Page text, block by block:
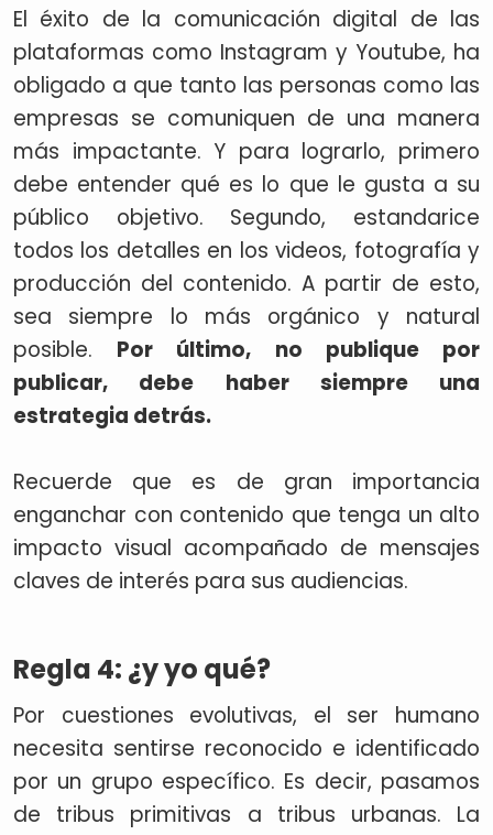
El éxito de la comunicación digital de las
plataformas como Instagram y Youtube, ha
obligado a que tanto las personas como las
empresas se comuniquen de una manera
más impactante. Y para lograrlo, primero
debe entender qué es lo que le gusta a su
público objetivo. Segundo, estandarice
todos los detalles en los videos, fotografía y
producción del contenido. A partir de esto,
sea siempre lo más orgánico y natural
posible. Por último, no publique por
publicar, debe haber siempre una
estrategia detrás.
Recuerde que es de gran importancia
enganchar con contenido que tenga un alto
impacto visual acompañado de mensajes
claves de interés para sus audiencias.
Regla 4: ¿y yo qué?
Por cuestiones evolutivas, el ser humano
necesita sentirse reconocido e identificado
por un grupo específico. Es decir, pasamos
de tribus primitivas a tribus urbanas. La